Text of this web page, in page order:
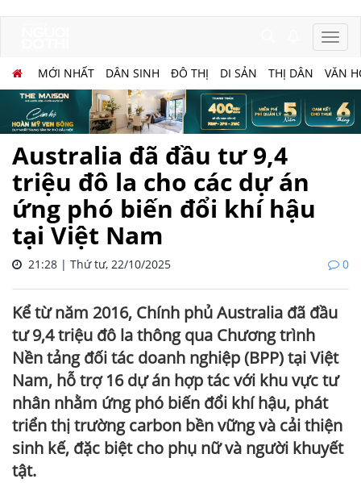
MỚI NHẤT DÂN SINH ĐÔ THỊ DI SẢN THỊ DÂN VĂN
Australia đã đầu tư 9,4
triệu đô la cho các dự án
ứng phó biến đổi khí hậu
tại Việt Nam
21:28 | Thứ tư, 22/10/2025 0
Kể từ năm 2016, Chính phủ Australia đã đầu
tư 9,4 triệu đô la thông qua Chương trình
Nền tảng đối tác doanh nghiệp (BPP) tại Việt
Nam, hỗ trợ 16 dự án hợp tác với khu vực tư
nhân nhằm ứng phó biến đổi khí hậu, phát
triển thị trường carbon bền vững và cải thiện
sinh kế, đặc biệt cho phụ nữ và người khuyết
tật.